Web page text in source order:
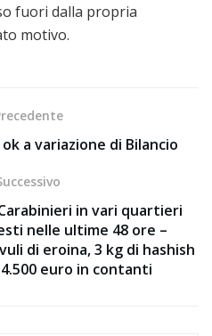
fuori dalla propria
motivo.
a variazione di Bilancio
in vari quartieri
nelle ultime 48 ore –
di eroina, 3 kg di hashish
euro in contanti